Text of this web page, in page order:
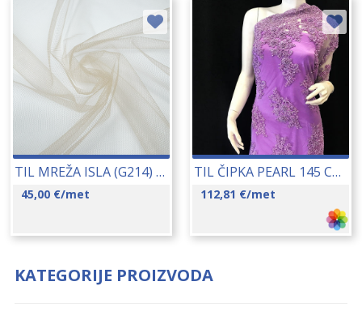
TIL MREŽA ISLA (G214) 18082
45,00 €/met
TIL ČIPKA PEARL 145 CM 16266
112,81 €/met
KATEGORIJE PROIZVODA